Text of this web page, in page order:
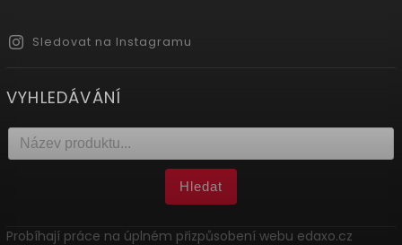
Sledovat na Instagramu
VYHLEDÁVÁNÍ
Hledat
Probíhají práce na úplném přizpůsobení webu edaxo.cz